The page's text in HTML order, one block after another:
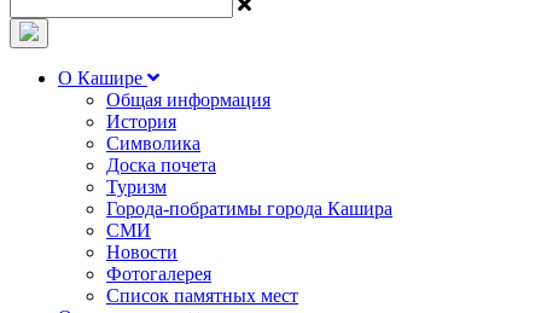
О Кашире
Общая информация
История
Символика
Доска почета
Туризм
Города-побратимы города Кашира
СМИ
Новости
Фотогалерея
Список памятных мест